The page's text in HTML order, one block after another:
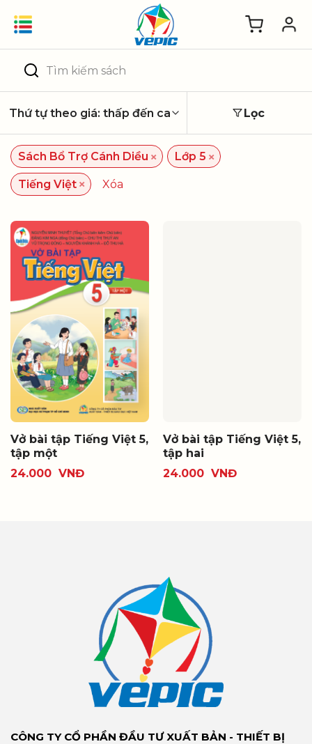
Tìm
kiếm:
Lọc
Sách Bổ Trợ Cánh Diều × Lớp 5 ×
Tiếng Việt × Xóa
Vở bài tập Tiếng Việt 5,
tập một
24.000 VNĐ
Vở bài tập Tiếng Việt 5,
tập hai
24.000 VNĐ
CÔNG TY CỔ PHẦN ĐẦU TƯ XUẤT BẢN - THIẾT BỊ